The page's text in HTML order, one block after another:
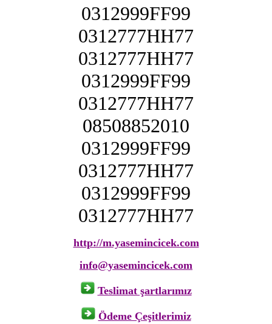
0312999FF99
0312777HH77
0312777HH77
0312999FF99
0312777HH77
08508852010
0312999FF99
0312777HH77
0312999FF99
0312777HH77
http://m.yasemincicek.com
info@yasemincicek.com
Teslimat şartlarımız
Ödeme Çeşitlerimiz